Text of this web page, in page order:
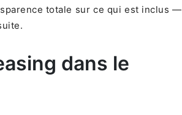
totale sur ce qui est inclus —
dans le